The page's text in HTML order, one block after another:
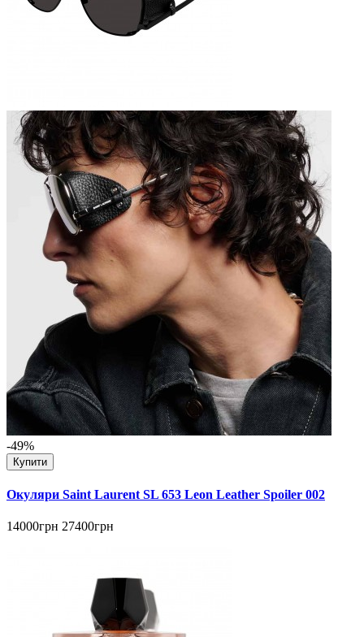
-49%
Купити
Окуляри Saint Laurent SL 653 Leon Leather Spoiler 002
14000грн 27400грн